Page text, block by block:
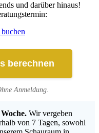
und darüber hinaus!
berechnen
Anmeldung.
Wir vergeben
von 7 Tagen, sowohl